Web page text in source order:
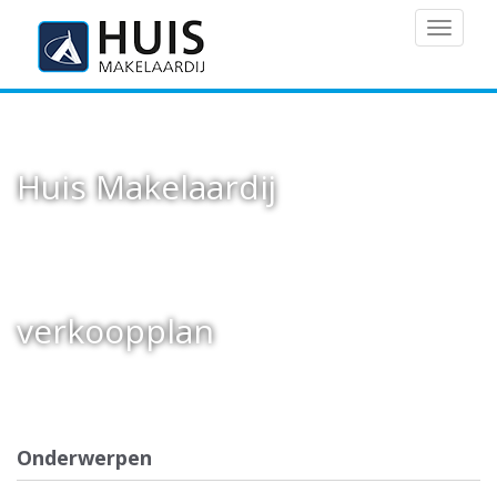
MENU
Huis Makelaardij
verkoopplan
Onderwerpen